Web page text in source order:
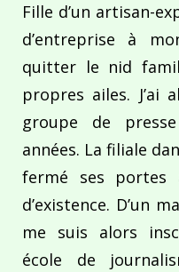
Fille d’un artisan-
d’entreprise à
quitter le nid
propres ailes. J’ai
groupe de
années. La filiale
fermé ses portes
d’existence. D’un
me suis alors
école de